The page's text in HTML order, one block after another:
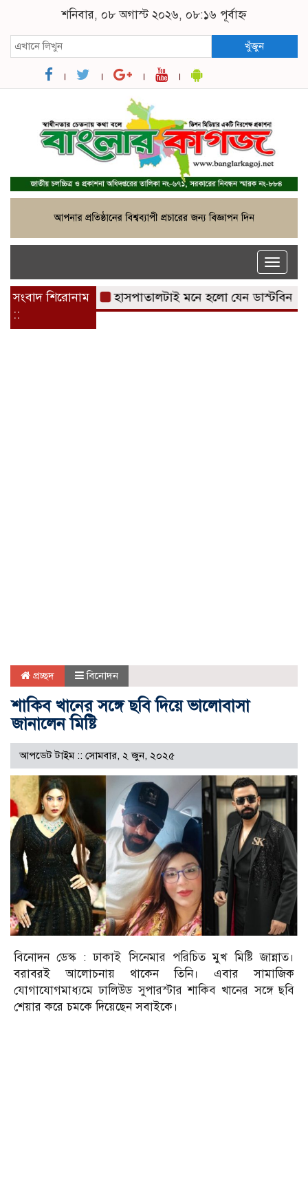
শনিবার, ০৮ অগাস্ট ২০২৬, ০৮:১৬ পূর্বাহ্ন
খুঁজুন
Toggle
সংবাদ শিরোনাম
::
মুখোমুখি হবেন’ হাসপাতালটাই মনে হলো যেন ডাস্টবিন
প্রচ্ছদ বিনোদন
শাকিব খানের সঙ্গে ছবি দিয়ে ভালোবাসা
জানালেন মিষ্টি
আপডেট টাইম :: সোমবার, ২ জুন, ২০২৫
বিনোদন ডেস্ক : ঢাকাই সিনেমার পরিচিত মুখ মিষ্টি জান্নাত।
বরাবরই আলোচনায় থাকেন তিনি। এবার সামাজিক
যোগাযোগমাধ্যমে ঢালিউড সুপারস্টার শাকিব খানের সঙ্গে ছবি
শেয়ার করে চমকে দিয়েছেন সবাইকে।